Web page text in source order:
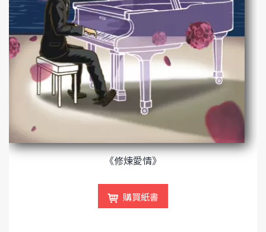
《修煉愛情》
購買紙書